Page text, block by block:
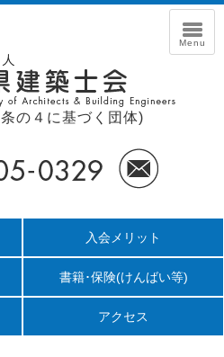
の４に基づく団体)
入会メリット
書籍･保険(けんばい等)
アクセス